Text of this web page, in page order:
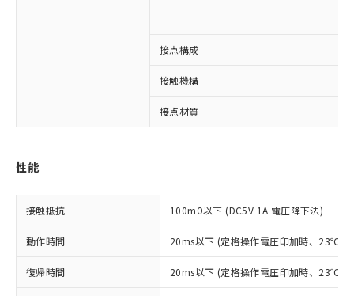
接点構成
接触機構
接点材質
性能
接触抵抗 100mΩ以下 (DC5V 1A 電圧降下法)
動作時間 20ms以下 (定格操作電圧印加時、23℃、
復帰時間 20ms以下 (定格操作電圧印加時、23℃、
以下の条件をお読みいただき、同意のうえ
ご利用ください。
本サービスは、当社制御機器事業取扱
商品の当社在庫状況および標準価格
(税抜)を提供させていただくもので
対応済み：EU RoHS指令（10物質）の
非含有に対応した製品が提供可能な商品で
非含有に非対応の商品で、対応品を出す予
定はありません。
調査・確認中：EU RoHS指令（10物質）の
非含有の対応状況を調査中または確認中の
商品です。
非該当品：ライセンス料など無形物で、有
※1 中国RoHS○×表
「○」：最大均質材料含有率が中国RoHSの